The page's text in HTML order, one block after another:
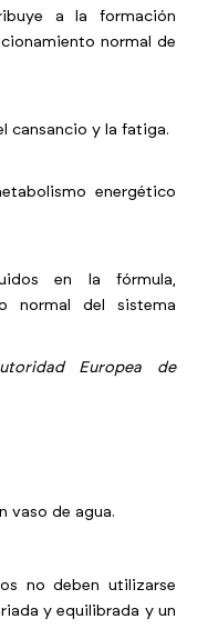
a la formación
normal de
cansancio y la fatiga.
energético
en la fórmula,
normal del sistema
Europea de
vaso de agua.
no deben utilizarse
y equilibrada y un